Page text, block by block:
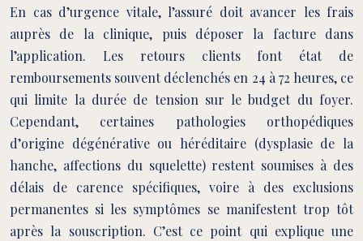
En cas d’urgence vitale, l’assuré doit avancer les frais
auprès de la clinique, puis déposer la facture dans
l’application. Les retours clients font état de
remboursements souvent déclenchés en 24 à 72 heures, ce
qui limite la durée de tension sur le budget du foyer.
Cependant, certaines pathologies orthopédiques
d’origine dégénérative ou héréditaire (dysplasie de la
hanche, affections du squelette) restent soumises à des
délais de carence spécifiques, voire à des exclusions
permanentes si les symptômes se manifestent trop tôt
après la souscription. C’est ce point qui explique une